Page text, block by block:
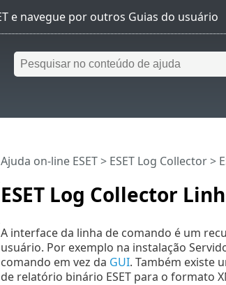
ESET Log Collector
Ajuda on-line ESET> ESET Log Collector>
A interface da linha de comando é um
usuário. Por exemplo na instalação
comando em vez da GUI. Também existe
de relatório binário ESET para o formato